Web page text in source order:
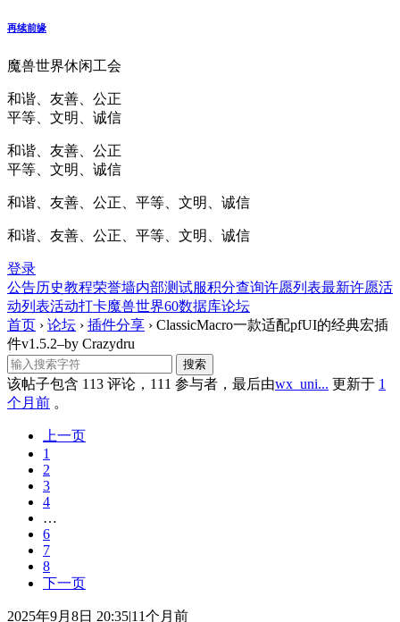
再续前缘
魔兽世界休闲工会
和谐、友善、公正
平等、文明、诚信
和谐、友善、公正
平等、文明、诚信
和谐、友善、公正、平等、文明、诚信
和谐、友善、公正、平等、文明、诚信
登录
公告历史教程荣誉墙内部测试服积分查询许愿列表最新许愿活
动列表活动打卡魔兽世界60数据库论坛
首页 › 论坛 › 插件分享 › ClassicMacro一款适配pfUI的经典宏插
件v1.5.2–by Crazydru
该帖子包含 113 评论，111 参与者，最后由wx_uni... 更新于 1
个月前 。
上一页
1
2
3
4
…
6
7
8
下一页
2025年9月8日 20:35|11个月前